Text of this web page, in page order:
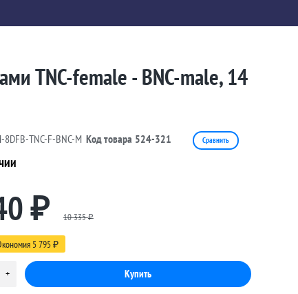
TNC-female - BNC-male, 14
8DFB-TNC-F-BNC-M Код товара 524-321 Сравнить
₽ 10 335₽
5 795 ₽